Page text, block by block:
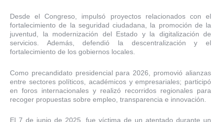
Desde el Congreso, impulsó proyectos relacionados con el
fortalecimiento de la seguridad ciudadana, la promoción de la
juventud, la modernización del Estado y la digitalización de
servicios. Además, defendió la descentralización y el
fortalecimiento de los gobiernos locales.
Como precandidato presidencial para 2026, promovió alianzas
entre sectores políticos, académicos y empresariales; participó
en foros internacionales y realizó recorridos regionales para
recoger propuestas sobre empleo, transparencia e innovación.
El 7 de junio de 2025, fue víctima de un atentado durante un